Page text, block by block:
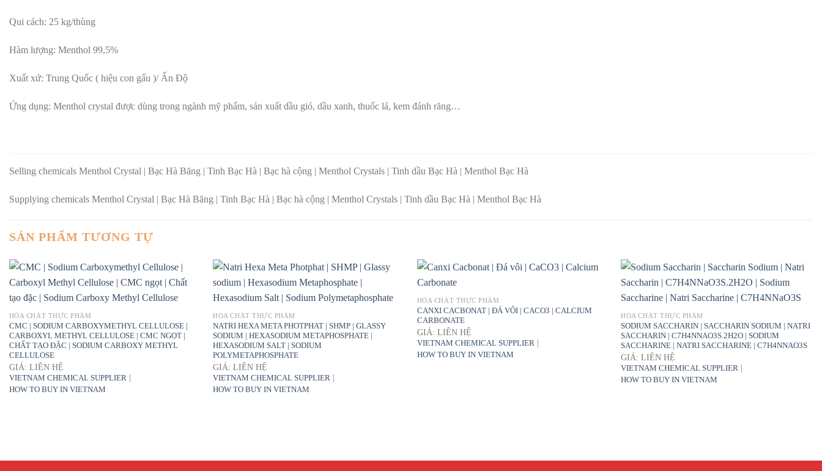
Qui cách: 25 kg/thùng
Hàm lượng: Menthol 99,5%
Xuất xứ: Trung Quốc ( hiệu con gấu )/ Ấn Độ
Ứng dụng: Menthol crystal được dùng trong ngành mỹ phẩm, sản xuất dầu gió, dầu xanh, thuốc lá, kem đánh răng…
Selling chemicals Menthol Crystal | Bạc Hà Băng | Tinh Bạc Hà | Bạc hà cộng | Menthol Crystals | Tinh dầu Bạc Hà | Menthol Bạc Hà
Supplying chemicals Menthol Crystal | Bạc Hà Băng | Tinh Bạc Hà | Bạc hà cộng | Menthol Crystals | Tinh dầu Bạc Hà | Menthol Bạc Hà
SẢN PHẨM TƯƠNG TỰ
HÓA CHẤT THỰC PHẨM
CMC | SODIUM CARBOXYMETHYL CELLULOSE |
CARBOXYL METHYL CELLULOSE | CMC NGỌT |
CHẤT TẠO ĐẶC | SODIUM CARBOXY METHYL
CELLULOSE
GIÁ: LIÊN HỆ
VIETNAM CHEMICAL SUPPLIER |
HOW TO BUY IN VIETNAM
HÓA CHẤT THỰC PHẨM
NATRI HEXA META PHOTPHAT | SHMP | GLASSY
SODIUM | HEXASODIUM METAPHOSPHATE |
HEXASODIUM SALT | SODIUM
POLYMETAPHOSPHATE
GIÁ: LIÊN HỆ
VIETNAM CHEMICAL SUPPLIER |
HOW TO BUY IN VIETNAM
HÓA CHẤT THỰC PHẨM
CANXI CACBONAT | ĐÁ VÔI | CACO3 | CALCIUM
CARBONATE
GIÁ: LIÊN HỆ
VIETNAM CHEMICAL SUPPLIER |
HOW TO BUY IN VIETNAM
HÓA CHẤT THỰC PHẨM
SODIUM SACCHARIN | SACCHARIN SODIUM | NATRI
SACCHARIN | C7H4NNAO3S.2H2O | SODIUM
SACCHARINE | NATRI SACCHARINE | C7H4NNAO3S
GIÁ: LIÊN HỆ
VIETNAM CHEMICAL SUPPLIER |
HOW TO BUY IN VIETNAM